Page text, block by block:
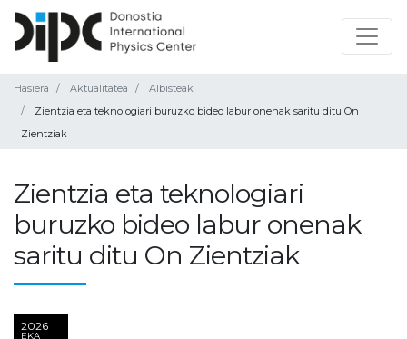
Hasiera Aktualitatea
Albisteak
Zientzia eta teknologiari buruzko bideo labur onenak saritu ditu On
Zientziak
Zientzia eta teknologiari
buruzko bideo labur onenak
saritu ditu On Zientziak
2026
EKA